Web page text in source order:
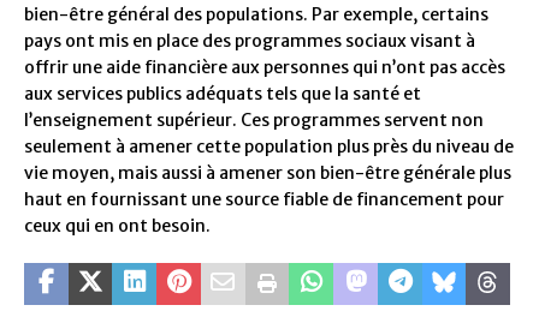
bien-être général des populations. Par exemple, certains
pays ont mis en place des programmes sociaux visant à
offrir une aide financière aux personnes qui n’ont pas accès
aux services publics adéquats tels que la santé et
l’enseignement supérieur. Ces programmes servent non
seulement à amener cette population plus près du niveau de
vie moyen, mais aussi à amener son bien-être générale plus
haut en fournissant une source fiable de financement pour
ceux qui en ont besoin.